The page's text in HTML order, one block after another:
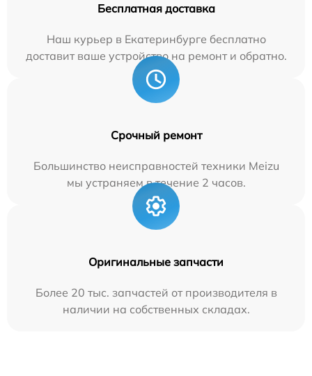
Бесплатная доставка
Наш курьер в Екатеринбурге бесплатно
доставит ваше устройство на ремонт и обратно.
Срочный ремонт
Большинство неисправностей техники Meizu
мы устраняем в течение 2 часов.
Оригинальные запчасти
Более 20 тыс. запчастей от производителя в
наличии на собственных складах.